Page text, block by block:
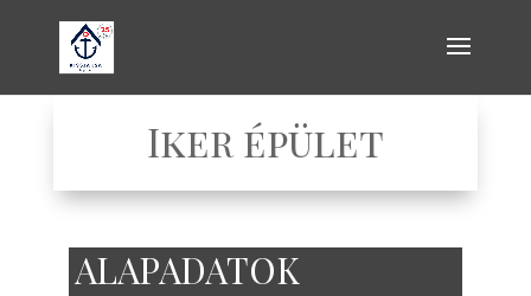
Iker épület
ALAPADATOK